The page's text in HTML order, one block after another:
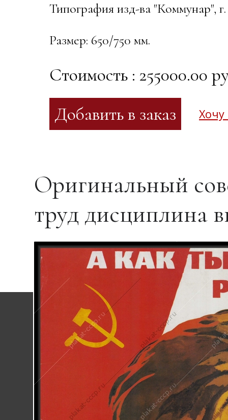
Типография изд-ва "Коммунар",
Размер: 650/750 мм.
Стоимость : 255000.00
Хочу
Оригинальный
труд дисциплина